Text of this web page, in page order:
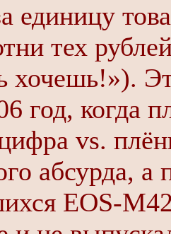
единицу
тех
хочешь!»).
год, когда
vs.
абсурда, а
EOS-